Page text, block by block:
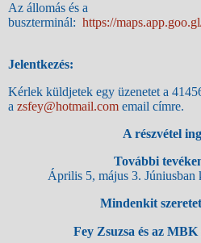
Az állomás és a
buszterminál: https://
Jelentkezés:
Kérlek küldjetek egy üzenetet a
a zsfey@hotmail.com email címre.
A részvétel
További
Április 5, május 3. Júniusban
Mindenkit
Fey Zsuzsa és azMBK